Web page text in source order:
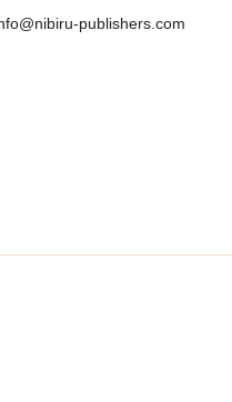
publishers.com